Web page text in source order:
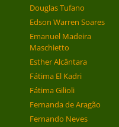
Douglas Tufano
Edson Warren Soares
Emanuel Madeira
Maschietto
Esther Alcântara
Fátima El Kadri
Fátima Gilioli
Fernanda de Aragão
Fernando Neves